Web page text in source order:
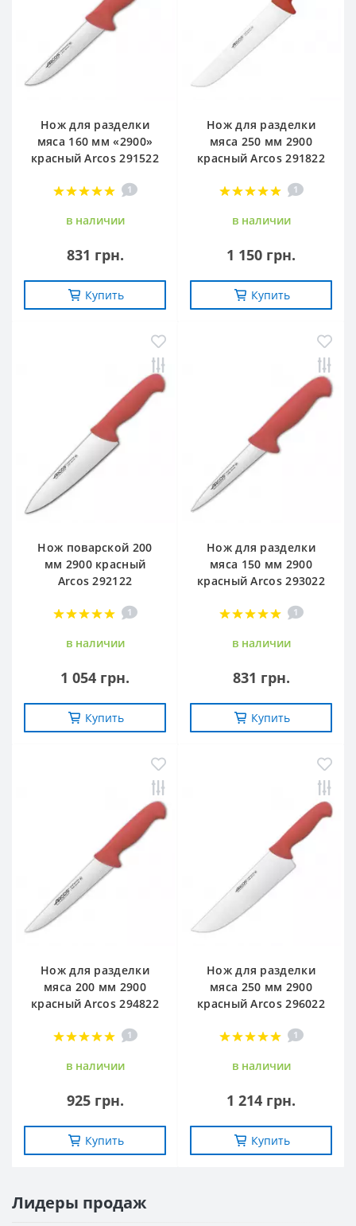
Нож для разделки
мяса 160 мм «2900»
красный Arcos 291522
1
в наличии
831 грн.
Купить
Нож для разделки
мяса 250 мм 2900
красный Arcos 291822
1
в наличии
1 150 грн.
Купить
Нож поварской 200
мм 2900 красный
Arcos 292122
1
в наличии
1 054 грн.
Купить
Нож для разделки
мяса 150 мм 2900
красный Arcos 293022
1
в наличии
831 грн.
Купить
Нож для разделки
мяса 200 мм 2900
красный Arcos 294822
1
в наличии
925 грн.
Купить
Нож для разделки
мяса 250 мм 2900
красный Arcos 296022
1
в наличии
1 214 грн.
Купить
Лидеры продаж